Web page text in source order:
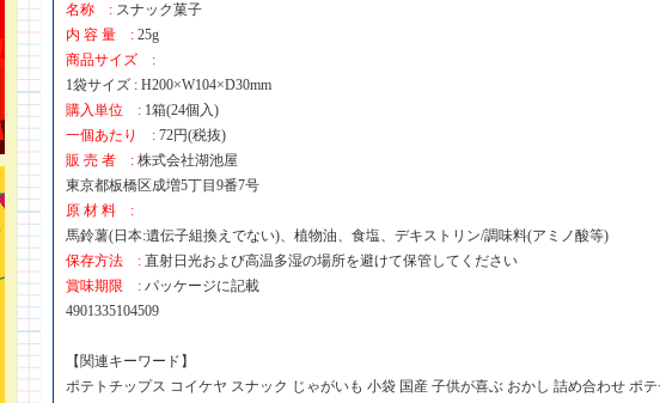
名称 : スナック菓子
内 容 量 : 25g
商品サイズ :
1袋サイズ : H200×W104×D30mm
購入単位 : 1箱(24個入)
一個あたり : 72円(税抜)
販 売 者 : 株式会社湖池屋
東京都板橋区成増5丁目9番7号
原 材 料 :
馬鈴薯(日本:遺伝子組換えでない)、植物油、食塩、デキストリン/調味料(アミノ酸等)
保存方法 : 直射日光および高温多湿の場所を避けて保管してください
賞味期限 : パッケージに記載
4901335104509
【関連キーワード】
ポテトチップス コイケヤ スナック じゃがいも 小袋 国産 子供が喜ぶ おかし 詰め合わせ ポテ